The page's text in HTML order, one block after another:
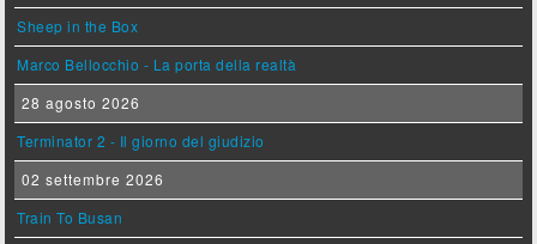
Sheep in the Box
Marco Bellocchio - La porta della realtà
28 agosto 2026
Terminator 2 - Il giorno del giudizio
02 settembre 2026
Train To Busan